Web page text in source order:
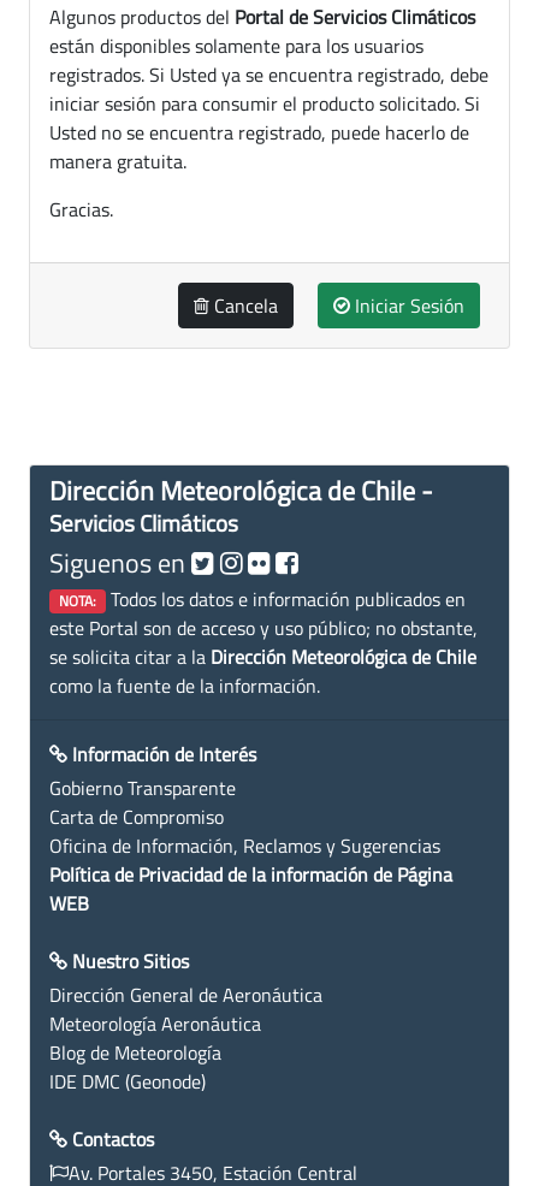
Algunos productos del Portal de Servicios Climáticos
están disponibles solamente para los usuarios
registrados. Si Usted ya se encuentra registrado, debe
iniciar sesión para consumir el producto solicitado. Si
Usted no se encuentra registrado, puede hacerlo de
manera gratuita.
Gracias.
Cancela Iniciar Sesión
Dirección Meteorológica de Chile -
Servicios Climáticos
Siguenos en
NOTA: Todos los datos e información publicados en
este Portal son de acceso y uso público; no obstante,
se solicita citar a la Dirección Meteorológica de Chile
como la fuente de la información.
Información de Interés
Gobierno Transparente
Carta de Compromiso
Oficina de Información, Reclamos y Sugerencias
Política de Privacidad de la información de Página
WEB
Nuestro Sitios
Dirección General de Aeronáutica
Meteorología Aeronáutica
Blog de Meteorología
IDE DMC (Geonode)
Contactos
Av. Portales 3450, Estación Central